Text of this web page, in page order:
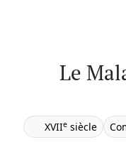
Le
XVIIe siècle